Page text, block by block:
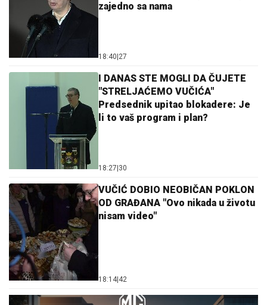
zajedno sa nama
18:40 27
I DANAS STE MOGLI DA ČUJETE
"STRELJAĆEMO VUČIĆA"
Predsednik upitao blokadere: Je
li to vaš program i plan?
18:27 30
VUČIĆ DOBIO NEOBIČAN POKLON
OD GRAĐANA "Ovo nikada u životu
nisam video"
18:14 42